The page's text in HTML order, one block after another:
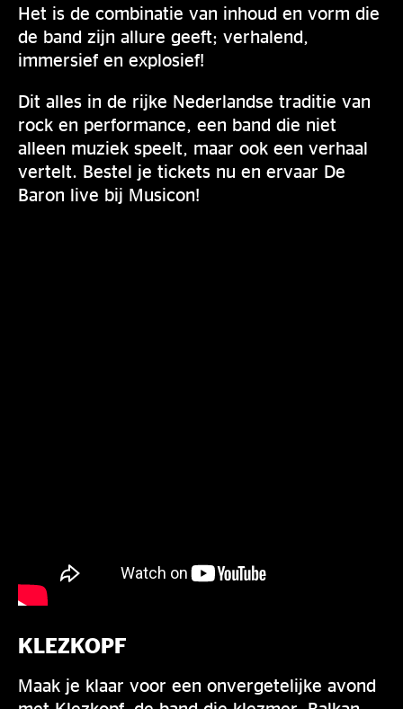
Het is de combinatie van inhoud en vorm die
de band zijn allure geeft; verhalend,
immersief en explosief!
Dit alles in de rijke Nederlandse traditie van
rock en performance, een band die niet
alleen muziek speelt, maar ook een verhaal
vertelt. Bestel je tickets nu en ervaar De
Baron live bij Musicon!
KLEZKOPF
Maak je klaar voor een onvergetelijke avond